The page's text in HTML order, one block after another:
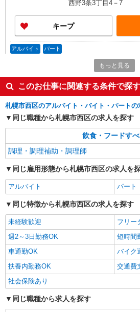
西野3条3丁目4－7
キープ
アルバイト パート
びっくりドンキーの
時給1,100円 18歳未
1,100円 深夜（22時以
円 ☆12月31日〜1月3日
アップ）
びっくりドンキー
西野3条3丁目4－7
派遣社員
株式会社トラストグロース 北海道支社
保育園内厨房での調理
【派遣時給】1,200
る） 交通費別途支給
北海道札幌市西区西
キープ
派遣社員
株式会社トラストグロース 北海道支社
【派遣時給】1,250
る） 交通費別途支給
もっと見る
このお仕事に関連する条件で探す
札幌市西区のアルバイト・バイト・パートの
同じ職種から札幌市西区の求人を探す
飲食・フードす
調理・調理補助・調理師
同じ雇用形態から札幌市西区の求人を
アルバイト パート
同じ特徴から札幌市西区の求人を探す
未経験歓迎
フリー
週2～3日勤務OK
短時間
車通勤OK
バイク
扶養内勤務OK
交通費
社会保険あり
同じ職種から求人を探す